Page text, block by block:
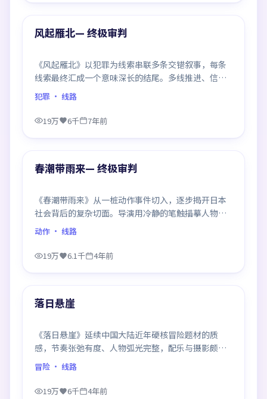
热门
风起雁北— 终极审判
《风起雁北》以犯罪为线索串联多条交错叙事，每条
线索最终汇成一个意味深长的结尾。多线推进、信息
密度大，二刷时仍有新发现。
犯罪 · 线路
19万 6千 7年前
热门
春潮带雨来— 终极审判
《春潮带雨来》从一桩动作事件切入，逐步揭开日本
社会背后的复杂切面。导演用冷静的笔触描摹人物挣
扎，沉浸感极强，看完后劲十足。
动作 · 线路
19万 6.1千 4年前
热门
落日悬崖
《落日悬崖》延续中国大陆近年硬核冒险题材的质
感，节奏张弛有度、人物弧光完整，配乐与摄影颇具
作者风格，是一部值得逐帧细看的诚意之作。
冒险 · 线路
19万 6千 4年前